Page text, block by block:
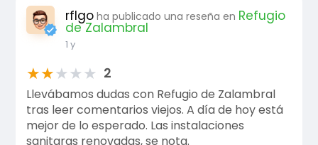
rflgo ha publicado una reseña en Refugio
de Zalambral
1 y
★★★★★ 2
Llevábamos dudas con Refugio de Zalambral
tras leer comentarios viejos. A día de hoy está
mejor de lo esperado. Las instalaciones
sanitaras renovadas, se nota.